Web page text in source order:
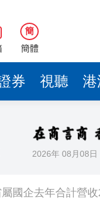
簡
簡體
券 視聽 港
2026年 08月08日
閱讀活動解鎖閱讀
良好：依法公正
間專注做好宏福苑
煥新升級 五組數
全國政協委員考察
國企去年合計營